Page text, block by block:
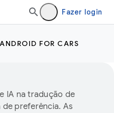
Fazer login
ANDROID FOR CARS
IA na tradução de
preferência. As